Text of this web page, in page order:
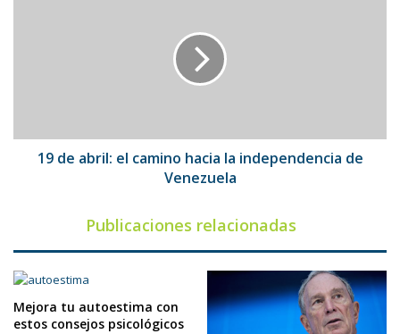
de
Venezuela
19 de abril: el camino hacia la independencia de
Venezuela
Publicaciones relacionadas
Mejora tu autoestima con
estos consejos psicológicos